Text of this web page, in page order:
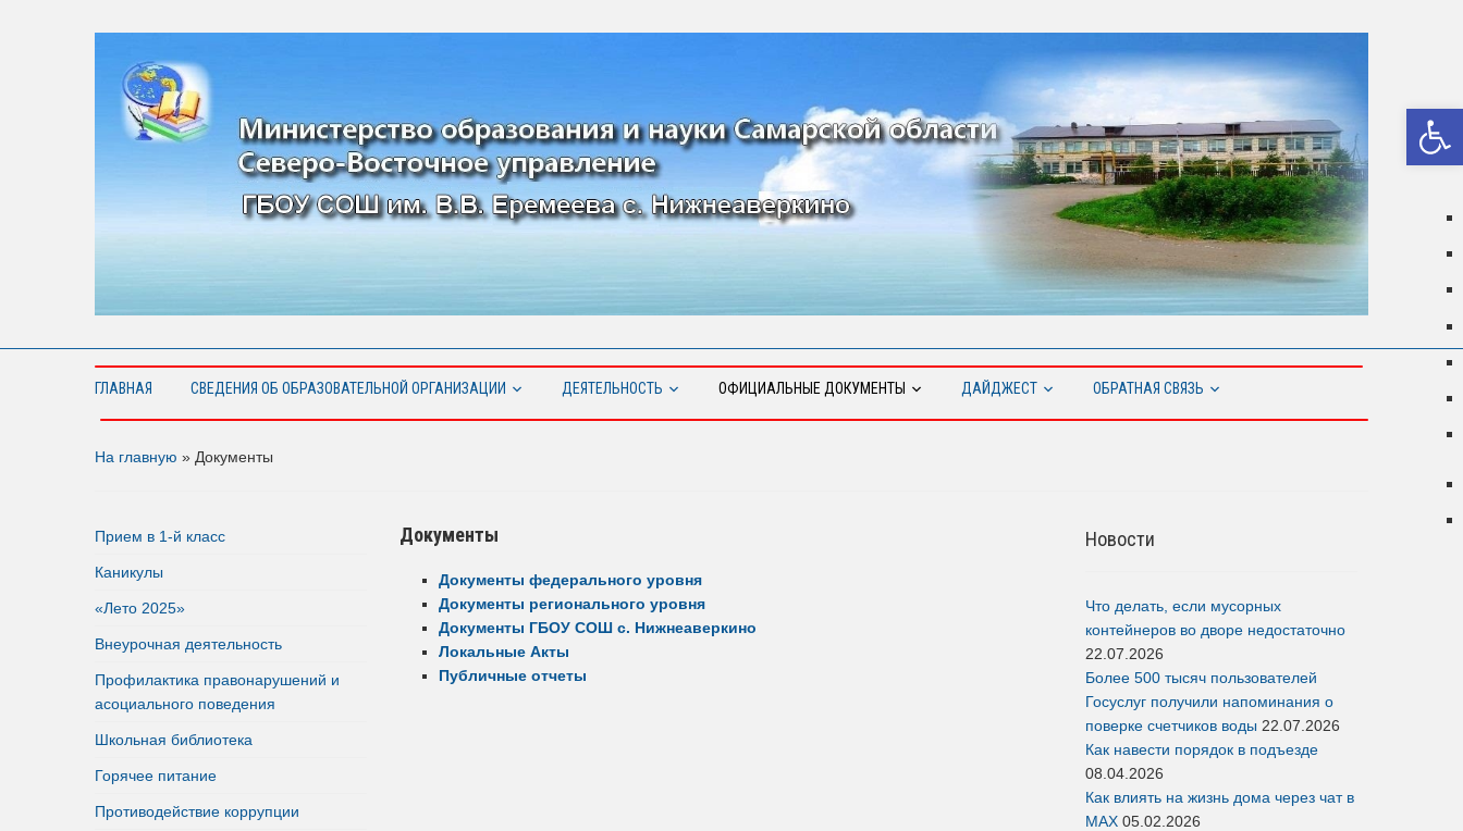
ГЛАВНАЯ СВЕДЕНИЯ ОБ ОБРАЗОВАТЕЛЬНОЙ ОРГАНИЗАЦИИ ДЕЯТЕЛЬНОСТЬ ОФИЦИАЛЬНЫЕ ДОКУМЕНТЫ ДАЙДЖЕСТ ОБРАТНАЯ СВЯЗЬ
На главную » Документы
Прием в 1-й класс
Каникулы
«Лето 2025»
Внеурочная деятельность
Профилактика правонарушений и
асоциального поведения
Школьная библиотека
Горячее питание
Противодействие коррупции
Документы
Документы федерального уровня
Документы регионального уровня
Документы ГБОУ СОШ с. Нижнеаверкино
Локальные Акты
Публичные отчеты
Новости
Что делать, если мусорных
контейнеров во дворе недостаточно
22.07.2026
Более 500 тысяч пользователей
Госуслуг получили напоминания о
поверке счетчиков воды 22.07.2026
Как навести порядок в подъезде
08.04.2026
Как влиять на жизнь дома через чат в
MAX 05.02.2026